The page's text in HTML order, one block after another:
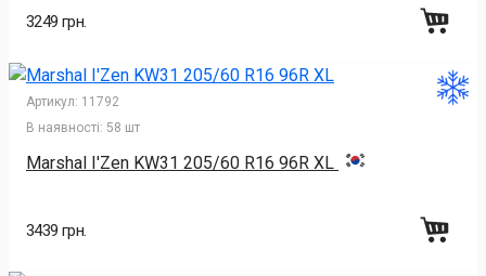
3249 грн.
Артикул: 11792
В наявності: 58 шт
Marshal I'Zen KW31 205/60 R16 96R XL
3439 грн.